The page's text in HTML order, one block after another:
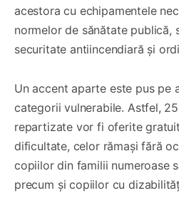
acestora cu echipamentele
normelor de sănătate publică,
securitate antiincendiară și
Un accent aparte este pus pe
categorii vulnerabile. Astfel,
repartizate vor fi oferite
dificultate, celor rămași fără
copiilor din familii numeroase
precum și copiilor cu